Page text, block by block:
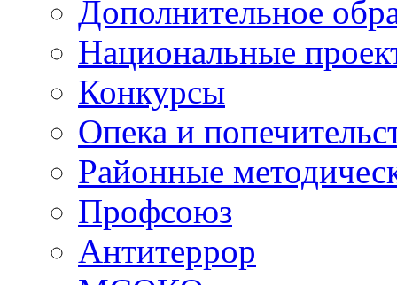
Дополнительное
Национальные
Конкурсы
Опека и
Районные
Профсоюз
Антитеррор